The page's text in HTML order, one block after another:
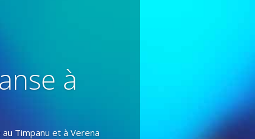
à
au Timpanu et à Verena